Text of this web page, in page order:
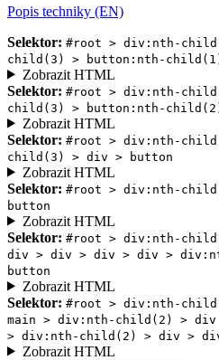
Popis techniky (EN)
Selektor: #root > div:nth-
child(3) > button:nth-
Zobrazit HTML
Selektor: #root > div:nth-
child(3) > button:nth-
Zobrazit HTML
Selektor: #root > div:nth-
child(3) > div > button
Zobrazit HTML
Selektor: #root > div:nth-
button
Zobrazit HTML
Selektor: #root > div:nth-
div > div > div > div >
button
Zobrazit HTML
Selektor: #root > div:nth-
main > div:nth-child(2) >
> div:nth-child(2) > div >
Zobrazit HTML